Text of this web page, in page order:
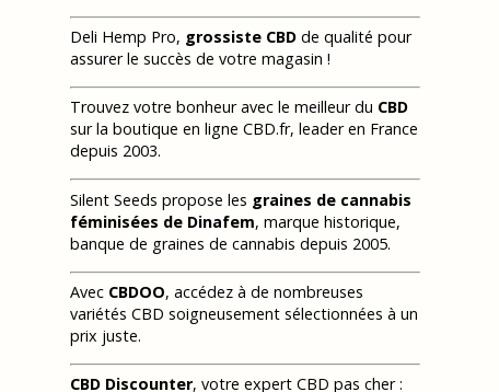
Deli Hemp Pro, grossiste CBD de qualité pour
assurer le succès de votre magasin !
Trouvez votre bonheur avec le meilleur du CBD
sur la boutique en ligne CBD.fr, leader en France
depuis 2003.
Silent Seeds propose les graines de cannabis
féminisées de Dinafem, marque historique,
banque de graines de cannabis depuis 2005.
Avec CBDOO, accédez à de nombreuses
variétés CBD soigneusement sélectionnées à un
prix juste.
CBD Discounter, votre expert CBD pas cher :